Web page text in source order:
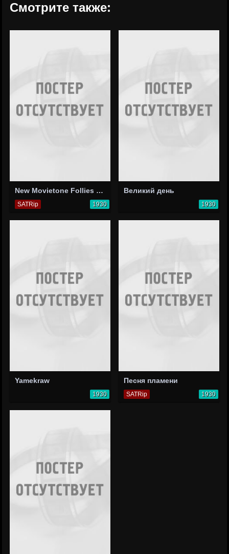
Смотрите также:
New Movietone Follies of 1930
SATRip 1930
Великий день
1930
Yamekraw
1930
Песня пламени
SATRip 1930